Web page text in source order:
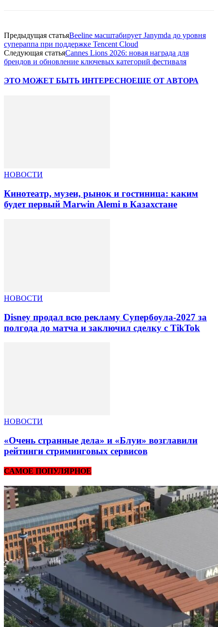
Предыдущая статьяBeeline масштабирует Janymda до уровня
супераппа при поддержке Tencent Cloud
Следующая статьяCannes Lions 2026: новая награда для
брендов и обновление ключевых категорий фестиваля
ЭТО МОЖЕТ БЫТЬ ИНТЕРЕСНОЕЩЕ ОТ АВТОРА
НОВОСТИ
Кинотеатр, музеи, рынок и гостиница: каким
будет первый Marwin Alemi в Казахстане
НОВОСТИ
Disney продал всю рекламу Супербоула-2027 за
полгода до матча и заключил сделку с TikTok
НОВОСТИ
«Очень странные дела» и «Блуи» возглавили
рейтинги стриминговых сервисов
САМОЕ ПОПУЛЯРНОЕ